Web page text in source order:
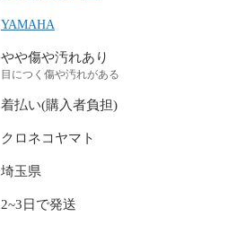
YAMAHA
やや傷や汚れあり
目につく傷や汚れがある
着払い(購入者負担)
クロネコヤマト
埼玉県
2~3日で発送